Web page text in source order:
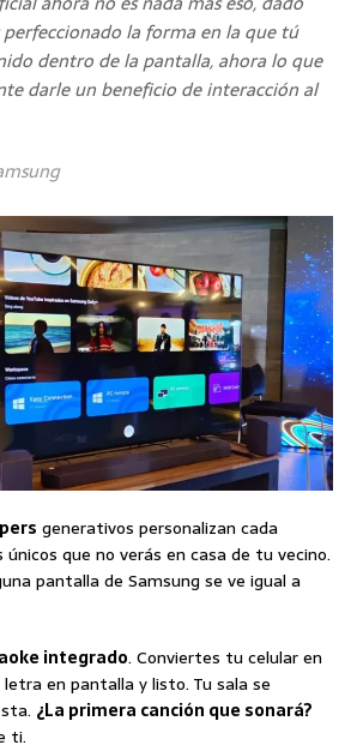
la forma en la que tú
dentro de la pantalla, ahora lo que
darle un beneficio de interacción al
generativos personalizan cada
que no verás en casa de tu vecino.
pantalla de Samsung se ve igual a
integrado. Conviertes tu celular en
en pantalla y listo. Tu sala se
¿La primera canción que sonará?
ti.